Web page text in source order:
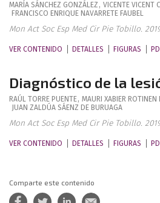
MARÍA SÁNCHEZ GONZÁLEZ , VICENTE VICENT
FRANCISCO ENRIQUE NAVARRETE FAUBEL
Mon Act Soc Esp Med Cir Pie Tobillo.
VER CONTENIDO DETALLES FIGURAS
Diagnóstico de la
RAÚL TORRE PUENTE, MAURI XABIER ROTINEN
JUAN ZALDÚA SÁENZ DE BURUAGA
Mon Act Soc Esp Med Cir Pie Tobillo.
VER CONTENIDO DETALLES FIGURAS
Comparte este contenido